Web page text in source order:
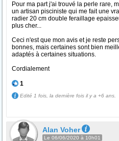
Pour ma part j'ai trouvé la perle rare,
un artisan pisciniste qui me fait une
radier 20 cm double feraillage
plus cher...
Ceci n'est que mon avis et je reste
bonnes, mais certaines sont bien
adaptés à certaines situations.
Cordialement
1
Edité 1 fois, la dernière fois il y a +6 ans.
Alan Voher
Le 06/06/2020 à 10h01